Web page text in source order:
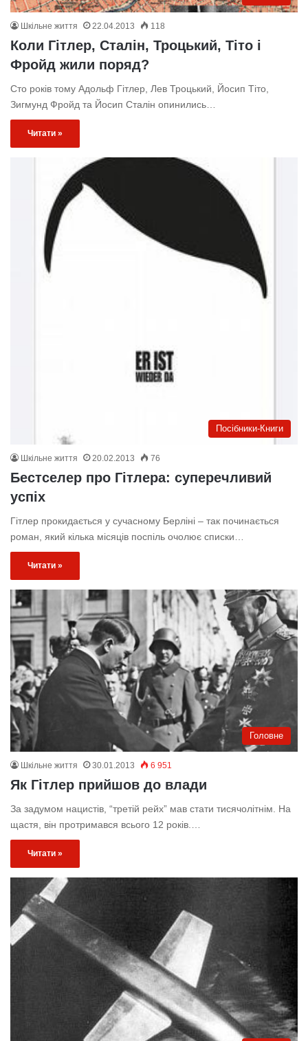
Шкільне життя 22.04.2013 118
Коли Гітлер, Сталін, Троцький, Тіто і
Фройд жили поряд?
Сто років тому Адольф Гітлер, Лев Троцький, Йосип Тіто,
Зигмунд Фройд та Йосип Сталін опинились…
Читати »
Посібники-Книги
Шкільне життя 20.02.2013 76
Бестселер про Гітлера: суперечливий
успіх
Гітлер прокидається у сучасному Берліні – так починається
роман, який кілька місяців поспіль очолює списки…
Читати »
Головне
Шкільне життя 30.01.2013 6 951
Як Гітлер прийшов до влади
За задумом нацистів, “третій рейх” мав стати тисячолітнім. На
щастя, він протримався всього 12 років.…
Читати »